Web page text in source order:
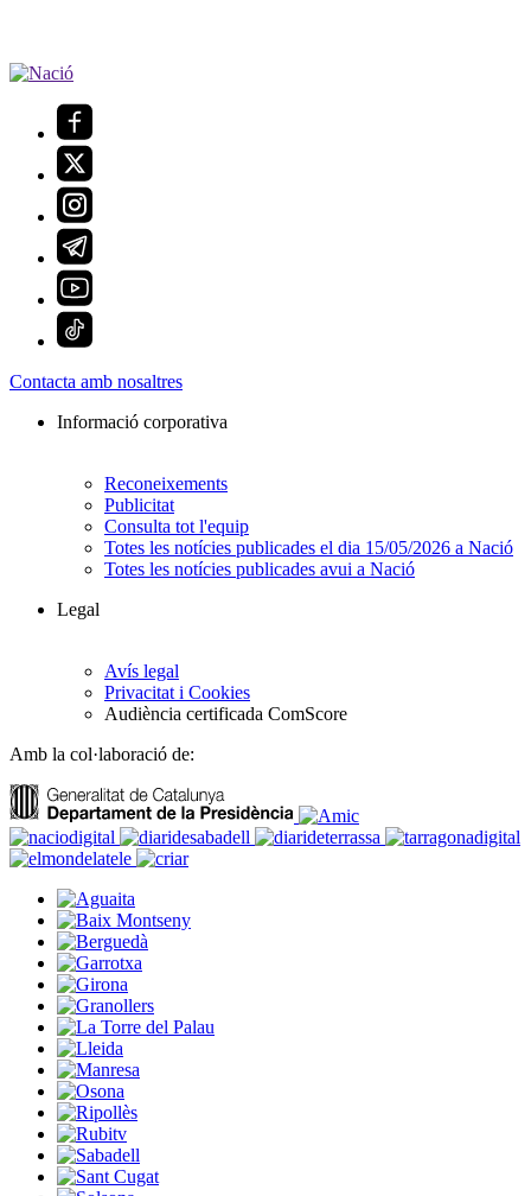
Contacta amb nosaltres
Informació corporativa
Reconeixements
Publicitat
Consulta tot l'equip
Totes les notícies publicades el dia 15/05/2026 a Nació
Totes les notícies publicades avui a Nació
Legal
Avís legal
Privacitat i Cookies
Audiència certificada ComScore
Amb la col·laboració de: